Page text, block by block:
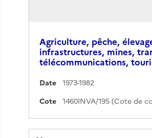
Agriculture, pêche,
infrastructures, mines,
télécommunications,
Date
1973-1982
Cote